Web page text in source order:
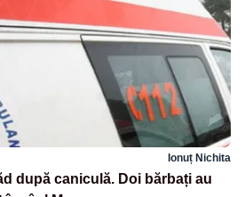
Ionuț Nichita
după caniculă. Doi bărbați au